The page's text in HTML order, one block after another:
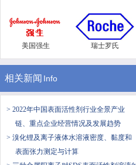
美国强生 瑞士罗氏
相关新闻 Info
> 2022年中国表面活性剂行业全景产业
链、重点企业经营情况及发展趋势
> 溴化锂及离子液体水溶液密度、黏度和
表面张力测定与计算